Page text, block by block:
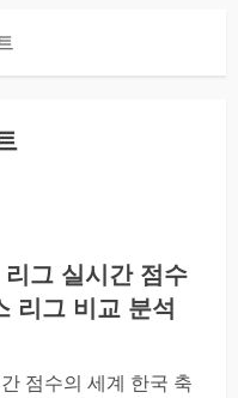
그 실시간 점수
리그 비교 분석
점수의 세계 한국 축